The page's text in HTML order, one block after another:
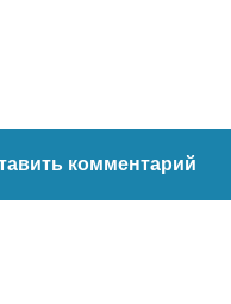
комментарий